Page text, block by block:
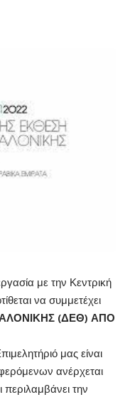
με την Κεντρική
να συμμετέχει
(ΔΕΘ) ΑΠΟ
μας είναι
ανέρχεται
την